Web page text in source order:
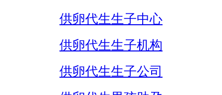
供卵代生生子中心
供卵代生生子机构
供卵代生生子公司